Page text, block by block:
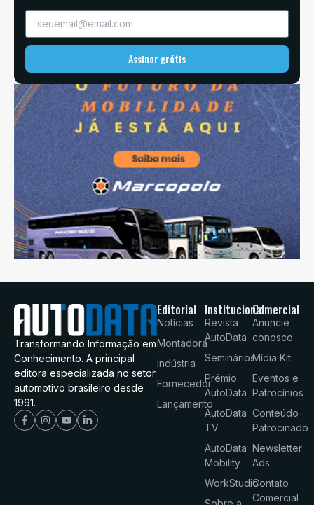
Assinar grátis
Transformando Informação em
Conhecimento. A principal
editora especializada no setor
automotivo brasileiro desde
1991.
Editorial
Notícias
Montadora
Indústria
Fornecedor
Lançamento
Institucional
Revista
AutoData
Seminários
Prêmio
AutoData
AutoData
TV
AutoData
Mobility
WorkStudio
Comercial
Anuncie
conosco
Mídia Kit
Eventos e
Patrocínios
Conteúdo
Patrocinado
Newsletter
Ads
Contato
Comercial